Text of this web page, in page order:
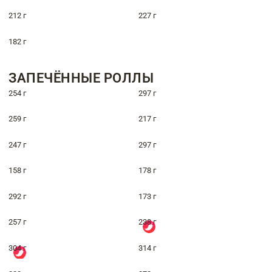
212 г 227 г
182 г
ЗАПЕЧЁННЫЕ РОЛЛЫ
254 г 297 г
259 г 217 г
247 г 297 г
158 г 178 г
292 г 173 г
257 г 238 г
304 г 314 г